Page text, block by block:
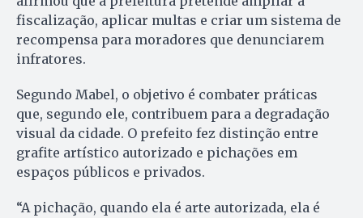
fiscalização, aplicar multas e criar um sistema de
recompensa para moradores que denunciarem
infratores.
Segundo Mabel, o objetivo é combater práticas
que, segundo ele, contribuem para a degradação
visual da cidade. O prefeito fez distinção entre
grafite artístico autorizado e pichações em
espaços públicos e privados.
“A pichação, quando ela é arte autorizada, ela é